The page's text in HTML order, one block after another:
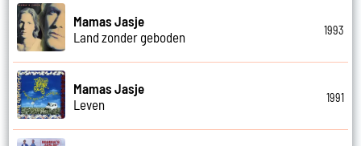
Mamas Jasje
Land zonder geboden
1993
Mamas Jasje
Leven
1991